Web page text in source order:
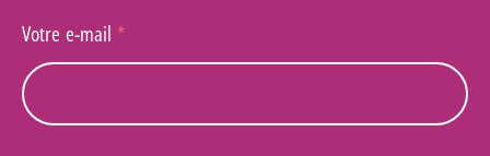
Votre e-mail *